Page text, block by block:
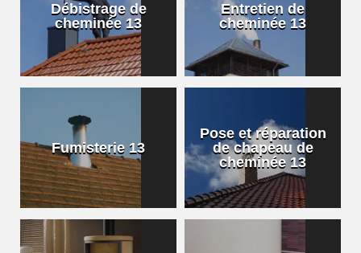
Débistrage de
cheminée 13
Entretien de
cheminée 13
Fumisterie 13
Pose et réparation
de chapeau de
cheminée 13